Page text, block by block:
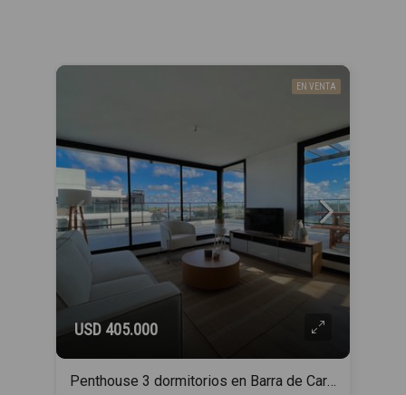
EN VENTA
USD 405.000
Penthouse 3 dormitorios en Barra de Carrasco